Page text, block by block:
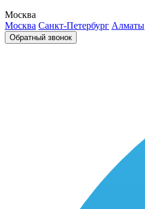
Москва
Москва Санкт-Петербург Алматы
Обратный звонок